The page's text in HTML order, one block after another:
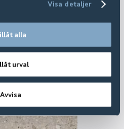
Visa detaljer
alla
urval
Avvisa